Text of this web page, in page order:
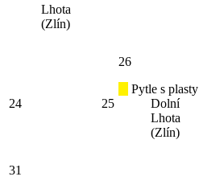
Lhota
(Zlín)
24 25
26
Pytle s plasty
Dolní
Lhota
(Zlín)
31